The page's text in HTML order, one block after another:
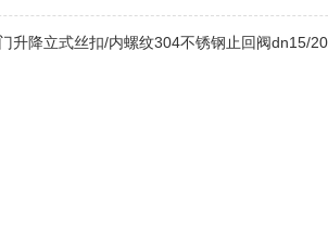
升降立式丝扣/内螺纹304不锈钢止回阀dn15/